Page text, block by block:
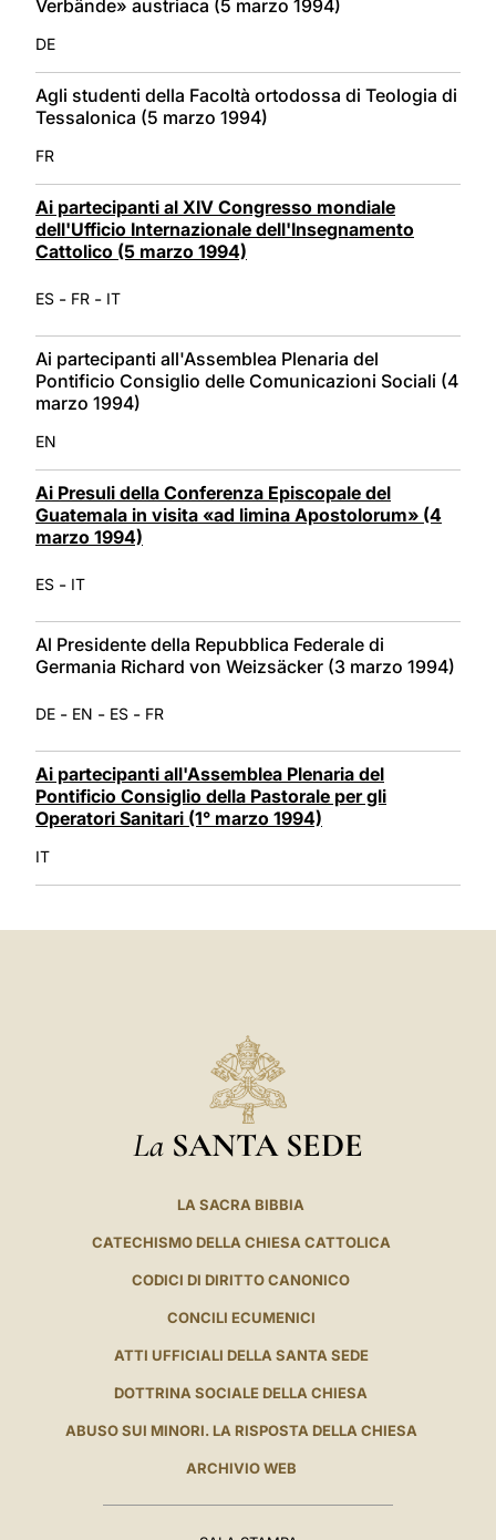
Verbände» austriaca (5 marzo 1994)
DE
Agli studenti della Facoltà ortodossa di Teologia di
Tessalonica (5 marzo 1994)
FR
Ai partecipanti al XIV Congresso mondiale
dell'Ufficio Internazionale dell'Insegnamento
Cattolico (5 marzo 1994)
ES - FR - IT
Ai partecipanti all'Assemblea Plenaria del
Pontificio Consiglio delle Comunicazioni Sociali (4
marzo 1994)
EN
Ai Presuli della Conferenza Episcopale del
Guatemala in visita «ad limina Apostolorum» (4
marzo 1994)
ES - IT
Al Presidente della Repubblica Federale di
Germania Richard von Weizsäcker (3 marzo 1994)
DE - EN - ES - FR
Ai partecipanti all'Assemblea Plenaria del
Pontificio Consiglio della Pastorale per gli
Operatori Sanitari (1° marzo 1994)
IT
La SANTA SEDE
LA SACRA BIBBIA
CATECHISMO DELLA CHIESA CATTOLICA
CODICI DI DIRITTO CANONICO
CONCILI ECUMENICI
ATTI UFFICIALI DELLA SANTA SEDE
DOTTRINA SOCIALE DELLA CHIESA
ABUSO SUI MINORI. LA RISPOSTA DELLA CHIESA
ARCHIVIO WEB